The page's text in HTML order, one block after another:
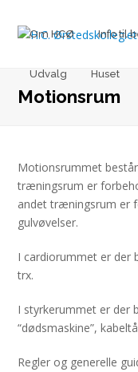
Om HCØ Info til
Udvalg Huset
Motionsrum
Motionsrummet
træningsrum er
andet træningsrum er
gulvøvelser.
I cardiorummet er der
trx.
I styrkerummet er der
“dødsmaskine”,
Regler og generelle